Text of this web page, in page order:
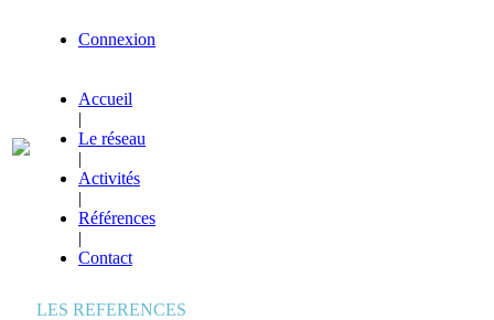
Connexion
Accueil
|
Le réseau
|
Activités
|
Références
|
Contact
LES REFERENCES